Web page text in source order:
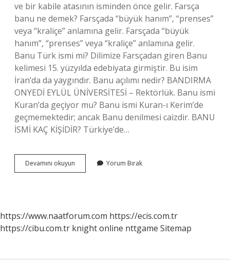
ve bir kabile atasının isminden önce gelir. Farsça
banu ne demek? Farsçada “büyük hanım”, “prenses”
veya “kraliçe” anlamına gelir. Farsçada “büyük
hanım”, “prenses” veya “kraliçe” anlamına gelir.
Banu Türk ismi mi? Dilimize Farsçadan giren Banu
kelimesi 15. yüzyılda edebiyata girmiştir. Bu isim
İran’da da yaygındır. Banu açılımı nedir? BANDIRMA
ONYEDİ EYLÜL ÜNİVERSİTESİ – Rektörlük. Banu ismi
Kuran’da geçiyor mu? Banu ismi Kuran-ı Kerim’de
geçmemektedir; ancak Banu denilmesi caizdir. BANU
İSMİ KAÇ KİŞİDİR? Türkiye’de…
Devamını okuyun
Hangi
Yorum Bırak
https://www.naatforum.com https://ecis.com.tr
https://cibu.com.tr knight online nttgame Sitemap